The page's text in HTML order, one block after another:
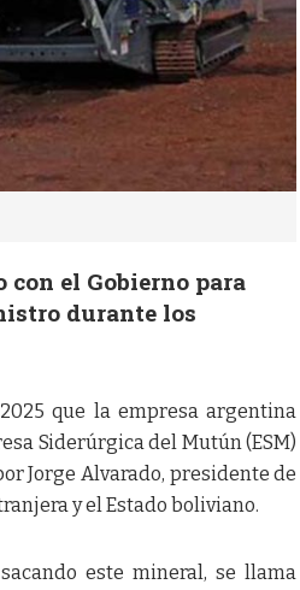
el Gobierno para
durante los
que la empresa argentina
Siderúrgica del Mutún (ESM)
Jorge Alvarado, presidente de
y el Estado boliviano.
este mineral, se llama